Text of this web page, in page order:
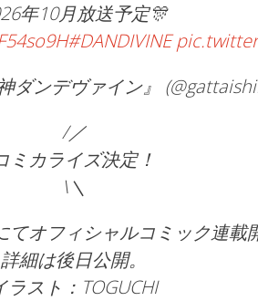
年10月放送予定🎊
#DANDIVINE
ダンデヴァイン』
/／
ミカライズ決定！
\＼
てオフィシャルコミック連載
詳細は後日公開。
ラスト：TOGUCHI